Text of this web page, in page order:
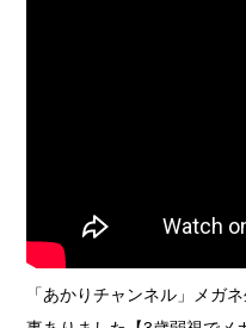
「あかりチャンネル」メガ